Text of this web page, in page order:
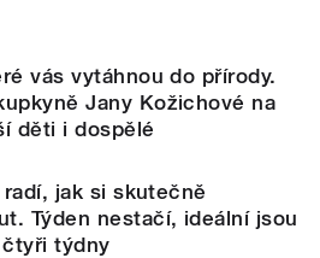
vás vytáhnou do přírody.
Jany Kožichové na
děti i dospělé
jak si skutečně
Týden nestačí, ideální jsou
týdny